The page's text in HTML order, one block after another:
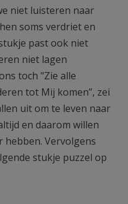
niet luisteren naar
soms verdriet en
past ook niet
niet lagen
toch "Zie alle
tot Mij komen”, zei
uit om te leven naar
en daarom willen
hebben. Vervolgens
stukje puzzel op